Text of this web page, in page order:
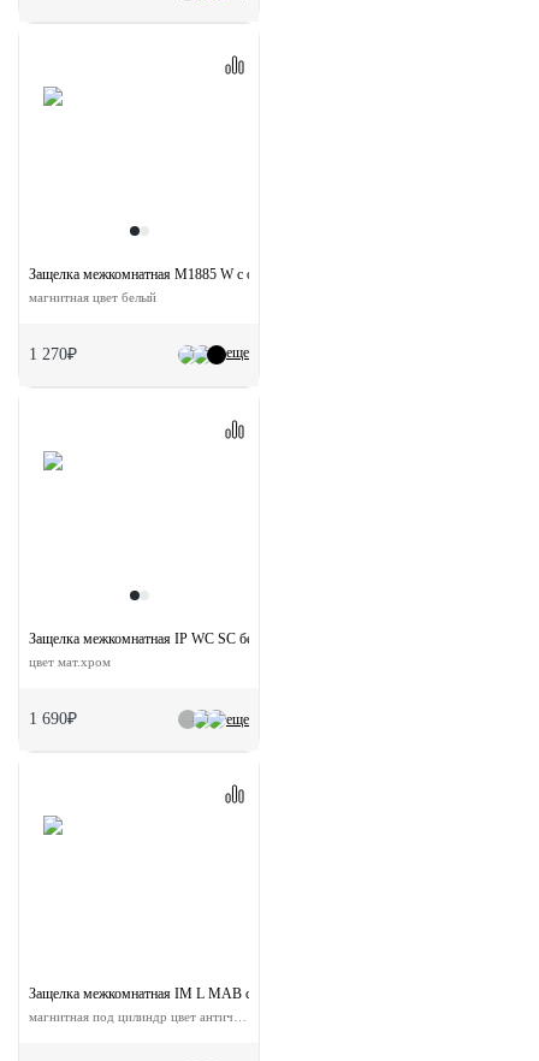
еще
Защелка межкомнатная M1885 W с ответной планкой под цилиндр
магнитная цвет белый
1 270₽
еще
Защелка межкомнатная IP WC SC бесшумная сантехническая
цвет мат.хром
1 690₽
Защелка межкомнатная IM L MAB с ответной планкой